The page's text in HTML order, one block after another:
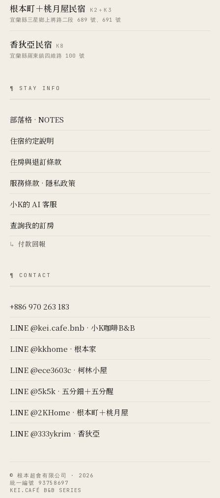
根本町＋桃月屋民宿
K2＋K3
宜蘭縣三星鄉上將路二段 689 號、691 號
香狄亞民宿
K8
宜蘭縣羅東鎮四維路 100 號
¶ STAY INFO
部落格 · NOTES
住宿約定說明
住房與退訂條款
服務條款 · 隱私政策
小K的 AI 客服
查詢我的訂房
↳ 付款回報
¶ CONTACT
+886 970 263 183
LINE @kei.cafe.bnb · 小K咖啡B&B
LINE @kkhome · 根本家
LINE @ece3603c · 柯林小屋
LINE @5k5k · 五分鈿＋五分醒
LINE @2KHome · 根本町＋桃月屋
LINE @333ykrim · 香狄亞
© 根本超會有限公司 · 2026
統一編號 93758697
KEI.CAFÉ B&B SERIES